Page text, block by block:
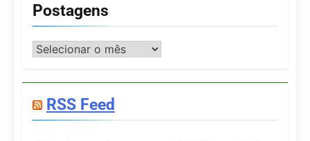
Postagens
Postagens
RSS Feed